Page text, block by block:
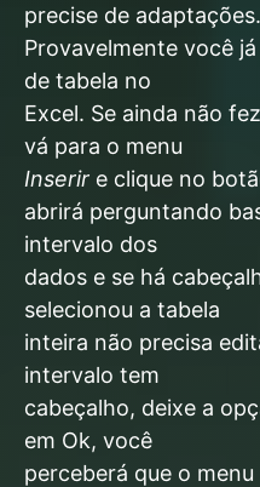
precise de adaptações.
Provavelmente você
de tabela no
Excel. Se ainda não
vá para o menu
Inserir e clique no
abrirá perguntando
intervalo dos
dados e se há
selecionou a tabela
inteira não precisa
intervalo tem
cabeçalho, deixe a
em Ok, você
perceberá que o